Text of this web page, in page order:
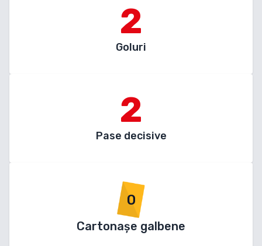
2
Goluri
2
Pase decisive
0
Cartonașe galbene